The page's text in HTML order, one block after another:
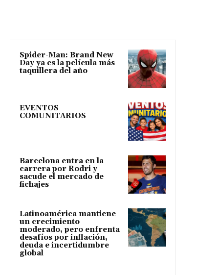
Spider-Man: Brand New
Day ya es la película más
taquillera del año
EVENTOS
COMUNITARIOS
Barcelona entra en la
carrera por Rodri y
sacude el mercado de
fichajes
Latinoamérica mantiene
un crecimiento
moderado, pero enfrenta
desafíos por inflación,
deuda e incertidumbre
global